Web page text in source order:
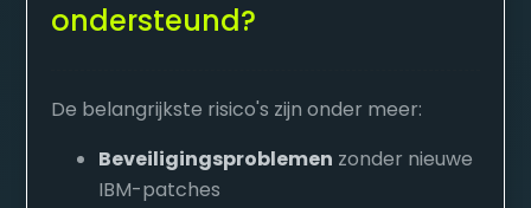
ondersteund?
De belangrijkste risico's zijn onder meer:
Beveiligingsproblemen zonder nieuwe
IBM-patches